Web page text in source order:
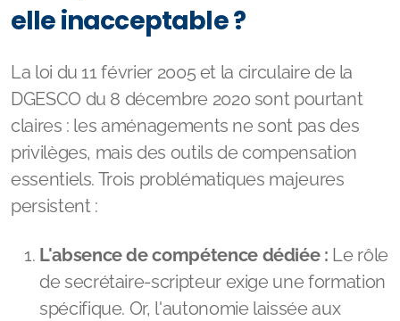
DGESCO du 8 décembre 2020 sont pourtant
claires : les aménagements ne sont pas des
privilèges, mais des outils de compensation
essentiels. Trois problématiques majeures
persistent :
de secrétaire-scripteur exige une formation
spécifique. Or, l'autonomie laissée aux
agents de terrain est parfois utilisée au